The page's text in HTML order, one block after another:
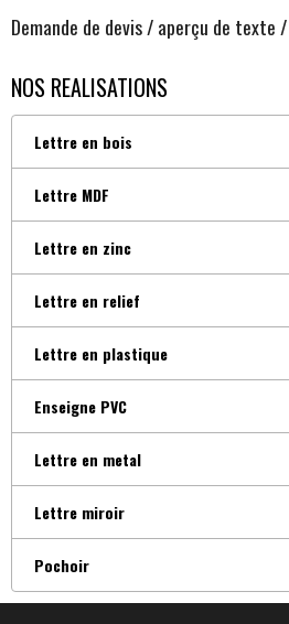
Demande de devis / aperçu de texte
NOS REALISATIONS
Lettre en bois
Lettre MDF
Lettre en zinc
Lettre en relief
Lettre en plastique
Enseigne PVC
Lettre en metal
Lettre miroir
Pochoir